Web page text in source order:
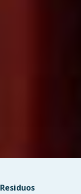
Residuos